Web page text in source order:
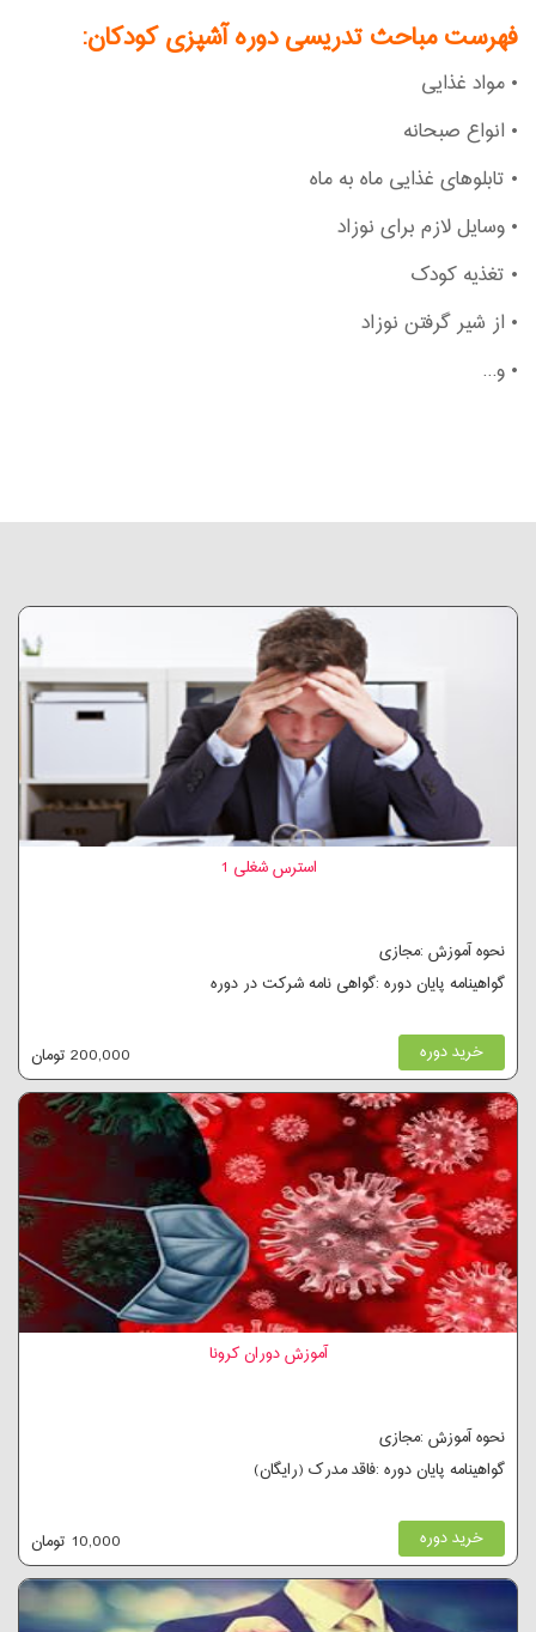
فهرست مباحث تدریسی دوره آشپزی کودکان:
• مواد غذایی
• انواع صبحانه
• تابلوهای غذایی ماه به ماه
• وسایل لازم برای نوزاد
• تغذیه کودک
• از شیر گرفتن نوزاد
• و...
استرس شغلی 1
نحوه آموزش :مجازی
گواهینامه پایان دوره :گواهی نامه شرکت در دوره
خرید دوره 200,000 تومان
آموزش دوران کرونا
نحوه آموزش :مجازی
گواهینامه پایان دوره :فاقد مدرک (رایگان)
خرید دوره 10,000 تومان